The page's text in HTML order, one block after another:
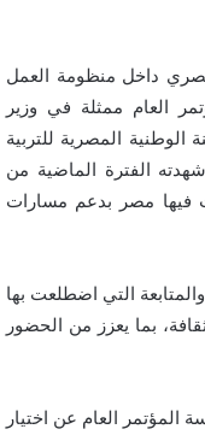
داخل منظومة العمل
العام ممثلة في وزير
الوطنية المصرية للتربية
شهدته الفترة الماضية من
4 سنوات التزمت فيها مصر بدعم مسارات
التي اضطلعت بها
بما يعزز من الحضور
العام عن اختيار